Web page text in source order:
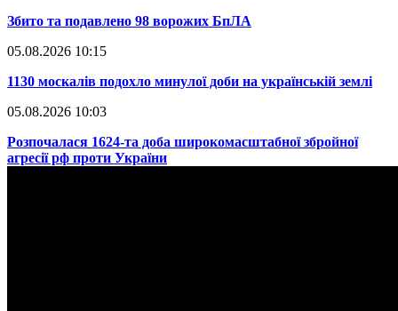
​Збито та подавлено 98 ворожих БпЛА
05.08.2026 10:15
​1130 москалів подохло минулої доби на українській землі
05.08.2026 10:03
​Розпочалася 1624-та доба широкомасштабної збройної
агресії рф проти України